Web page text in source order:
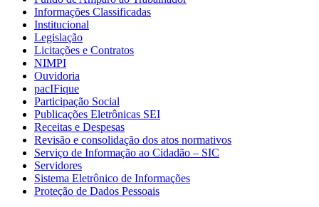
Informações Classificadas
Institucional
Legislação
Licitações e Contratos
NIMPI
Ouvidoria
pacIFique
Participação Social
Publicações Eletrônicas SEI
Receitas e Despesas
Revisão e consolidação dos atos normativos
Serviço de Informação ao Cidadão – SIC
Servidores
Sistema Eletrônico de Informações
Proteção de Dados Pessoais